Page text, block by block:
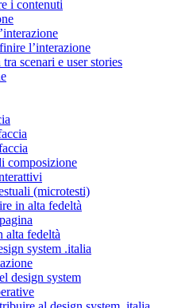
i contenuti
l’interazione
scenari e user stories
composizione
(microtesti)
in alta fedeltà
alta fedeltà
system .italia
design system